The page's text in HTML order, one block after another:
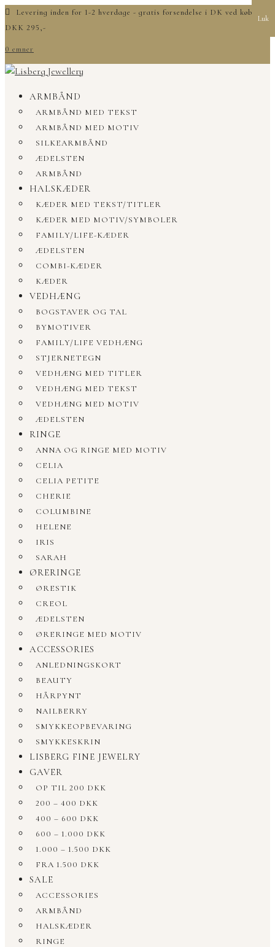
Levering inden for 1-2 hverdage - gratis forsendelse i DK ved køb over
DKK 295,-
0 emner
ARMBÅND
ARMBÅND MED TEKST
ARMBÅND MED MOTIV
SILKEARMBÅND
ÆDELSTEN
ARMBÅND
HALSKÆDER
KÆDER MED TEKST/TITLER
KÆDER MED MOTIV/SYMBOLER
FAMILY/LIFE-KÆDER
ÆDELSTEN
COMBI-KÆDER
KÆDER
VEDHÆNG
BOGSTAVER OG TAL
BYMOTIVER
FAMILY/LIFE VEDHÆNG
STJERNETEGN
VEDHÆNG MED TITLER
VEDHÆNG MED TEKST
VEDHÆNG MED MOTIV
ÆDELSTEN
RINGE
ANNA OG RINGE MED MOTIV
CELIA
CELIA PETITE
CHERIE
COLUMBINE
HELENE
IRIS
SARAH
ØRERINGE
ØRESTIK
CREOL
ÆDELSTEN
ØRERINGE MED MOTIV
ACCESSORIES
ANLEDNINGSKORT
BEAUTY
HÅRPYNT
NAILBERRY
SMYKKEOPBEVARING
SMYKKESKRIN
LISBERG FINE JEWELRY
GAVER
OP TIL 200 DKK
200 – 400 DKK
400 – 600 DKK
600 – 1.000 DKK
1.000 – 1.500 DKK
FRA 1.500 DKK
SALE
ACCESSORIES
ARMBÅND
HALSKÆDER
RINGE
Luk